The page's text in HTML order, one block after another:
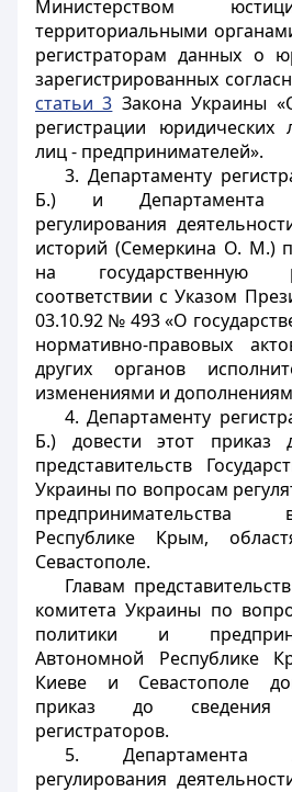
Министерством
территориальными
регистраторам данных о
зарегистрированных
статьи 3 Закона Украины
регистрации
лиц - предпринимателей».
3. Департаменту
Б.) и Департамента
регулирования
историй (Семеркина О. М.)
на государственную
соответствии с Указом
03.10.92 № 493 «О
нормативно-правовых
других органов
изменениями и
4. Департаменту
Б.) довести этот приказ
представительств
Украины по вопросам
Республике Крым,
Севастополе.
Главам
комитета Украины по
политики и
Автономной Республике
Киеве и Севастополе
приказ до сведения
регистраторов.
5. Департамента
регулирования